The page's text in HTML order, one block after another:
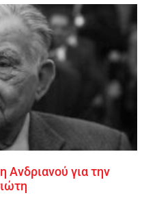
Ανδριανού για την